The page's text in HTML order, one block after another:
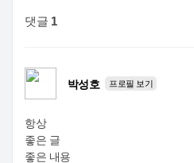
댓글 1
박성호 프로필 보기
항상
좋은 글
좋은 내용